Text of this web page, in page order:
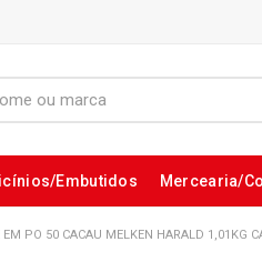
Embutidos Mercearia/
EM PO 50 CACAU MELKEN HARALD 1,01KG